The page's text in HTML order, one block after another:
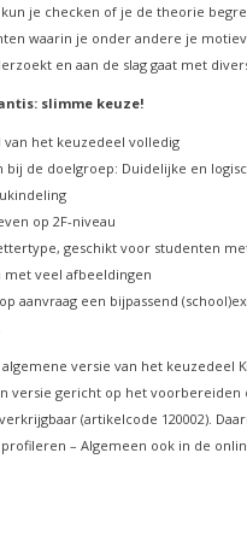
je checken of je de theorie
waarin je onder andere je
en aan de slag gaat met
slimme keuze!
van het keuzedeel volledig
bij de doelgroep: Duidelijke en
op 2F-niveau
geschikt voor studenten
met veel afbeeldingen
aanvraag een bijpassend
versie van het keuzedeel
versie gericht op het voorbereiden
(artikelcode 120002).
– Algemeen ook in de